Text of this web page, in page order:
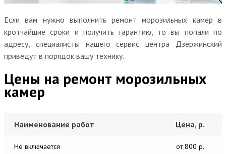
Если вам нужно выполнить ремонт морозильных камер в
кротчайшие сроки и получить гарантию, то вы попали по
адресу, специалисты нашего сервис центра Дзержинский
приведут в порядок вашу технику.
Цены на ремонт морозильных
камер
Наименование работ Цена, р.
Не включается от 800 р.